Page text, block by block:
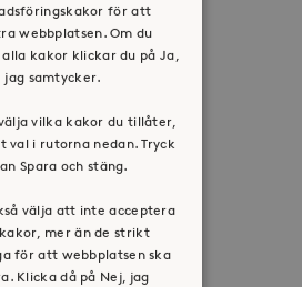
Om oss
Organisation
för personuppgifter
hos oss
för att
webbplatsen. Om du
kakor klickar du på Ja,
jag samtycker.
vilka kakor du tillåter,
val i rutorna nedan. Tryck
Spara och stäng.
välja att inte acceptera
mer än de strikt
för att webbplatsen ska
Klicka då på Nej, jag